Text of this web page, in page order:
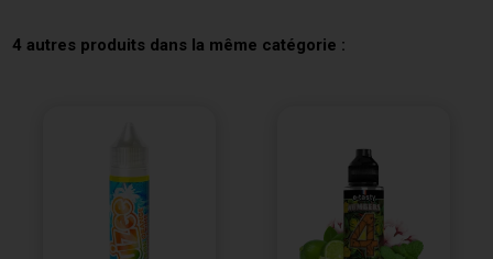
4 autres produits dans la même catégorie :